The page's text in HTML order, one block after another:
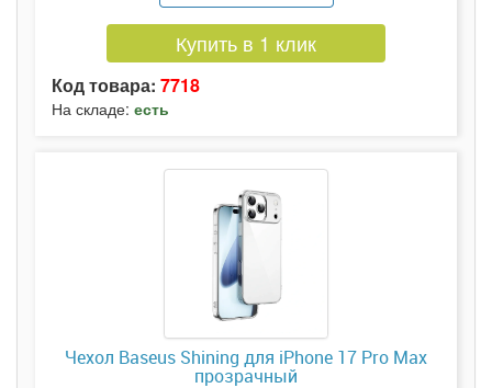
Купить в 1 клик
Код товара: 7718
На складе: есть
Чехол Baseus Shining для iPhone 17 Pro Max
прозрачный